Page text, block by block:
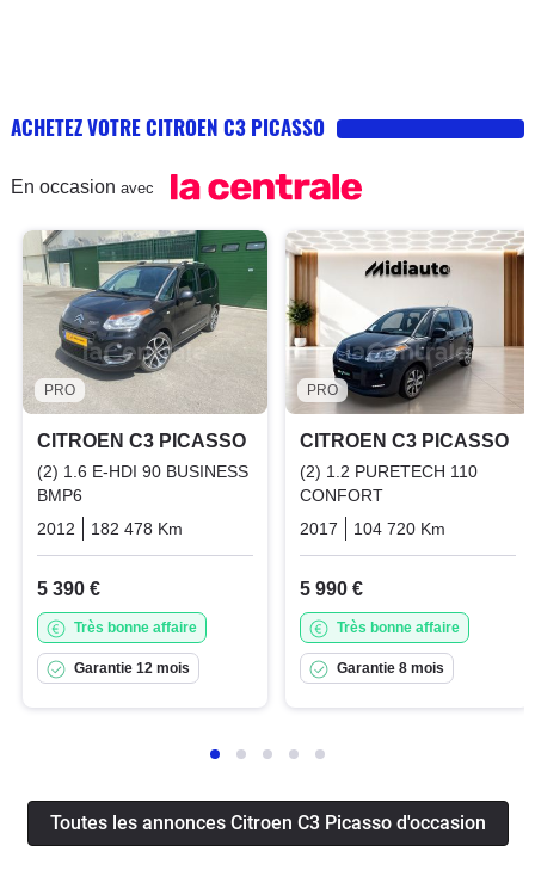
ACHETEZ VOTRE CITROEN C3 PICASSO
En occasion avec
PRO
CITROEN C3 PICASSO
(2) 1.6 E-HDI 90 BUSINESS
BMP6
2012
182 478 Km Diesel
5 390 €
Très bonne affaire
Garantie 12 mois
PRO
CITROEN C3 PICASSO
(2) 1.2 PURETECH 110
CONFORT
2017
104 720 Km
5 990 €
Très bonne affaire
Garantie 8 mois
Toutes les annonces Citroen C3 Picasso d'occasion